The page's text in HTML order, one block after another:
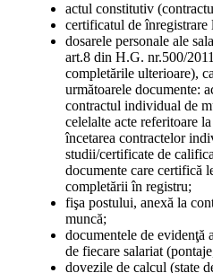
actul constitutiv
certificatul de
dosarele personale ale
art.8 din H.G. nr.500/
completările ulterioare),
următoarele documente:
contractul individual de
celelalte acte referitoare
încetarea contractelor
studii/certificate de
documente care certifică
completării în registru;
fişa postului, anexă la
muncă;
documentele de evidenţă
de fiecare salariat
dovezile de calcul (state